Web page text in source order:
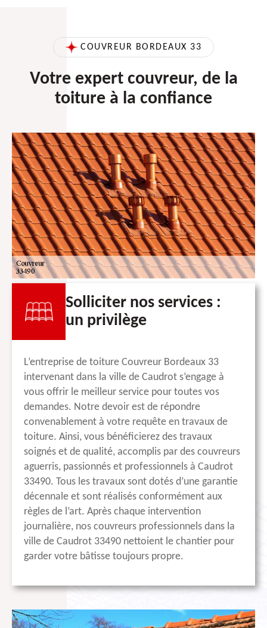
COUVREUR BORDEAUX 33
Votre expert couvreur, de la
toiture à la confiance
Solliciter nos services :
un privilège
L’entreprise de toiture Couvreur Bordeaux 33
intervenant dans la ville de Caudrot s’engage à
vous offrir le meilleur service pour toutes vos
demandes. Notre devoir est de répondre
convenablement à votre requête en travaux de
toiture. Ainsi, vous bénéficierez des travaux
soignés et de qualité, accomplis par des couvreurs
aguerris, passionnés et professionnels à Caudrot
33490. Tous les travaux sont dotés d’une garantie
décennale et sont réalisés conformément aux
règles de l’art. Après chaque intervention
journalière, nos couvreurs professionnels dans la
ville de Caudrot 33490 nettoient le chantier pour
garder votre bâtisse toujours propre.